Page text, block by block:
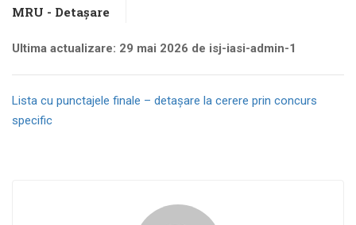
MRU - Detașare
Ultima actualizare: 29 mai 2026 de isj-iasi-admin-1
Lista cu punctajele finale – detașare la cerere prin concurs
specific